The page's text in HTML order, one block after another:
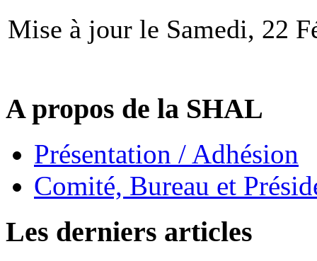
Mise à jour le Samedi, 22
A propos de la SHAL
Présentation / Adhésion
Comité, Bureau et
Les derniers articles